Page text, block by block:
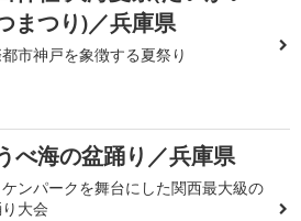
まつり)／兵庫県
市神戸を象徴する夏祭り
べ海の盆踊り／兵庫県
ケンパークを舞台にした関西最大級の
大会